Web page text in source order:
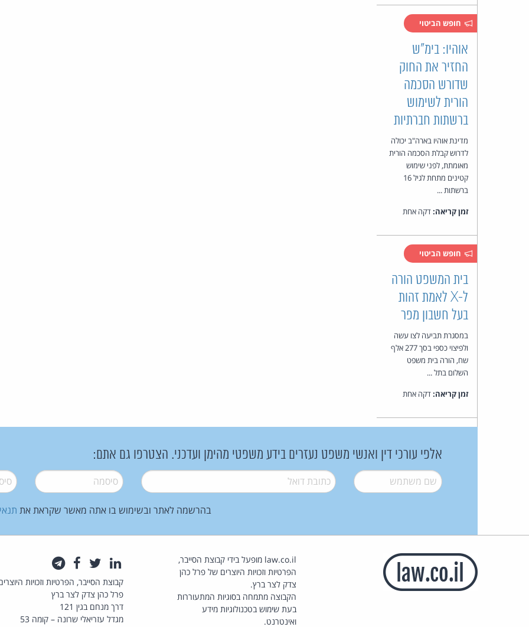
חופש הביטוי
אוהיו: בימ"ש
החזיר את החוק
שדורש הסכמה
הורית לשימוש
ברשתות חברתיות
מדינת אוהיו בארה"ב יכולה
לדרוש קבלת הסכמה הורית
מאומתת, לפני שימוש
קטינים מתחת לגיל 16
ברשתות ...
זמן קריאה:דקה אחת
חופש הביטוי
בית המשפט הורה
ל-X לאמת זהות
בעל חשבון מפר
במסגרת תביעה לצו עשה
ולפיצוי כספי בסך 277 אלף
שח, הורה בית משפט
השלום בתל ...
זמן קריאה:דקה אחת
אלפי עורכי דין ואנשי משפט נעזרים בידע משפטי מהימן ועדכני. הצטרפו גם אתם:
שם משתמש* דואל* סיסמה*
בהרשמה לאתר ובשימוש בו אתה מאשר שקראת את
law.co.il מופעל בידי קבוצת הסייבר,
הפרטיות וזכויות היוצרים של פרל כהן
צדק לצר ברץ.
הקבוצה מתמחה בסוגיות המתעוררות
בעת שימוש בטכנולוגיות מידע
ואינטרנט.
לינקדאין
טוויטרפייסבוק
קבוצת הסייבר, הפרטיות וזכויות
פרל כהן צדק לצר ברץ
דרך מנחם בגין 121
מגדל עזריאלי שרונה – קומה 53